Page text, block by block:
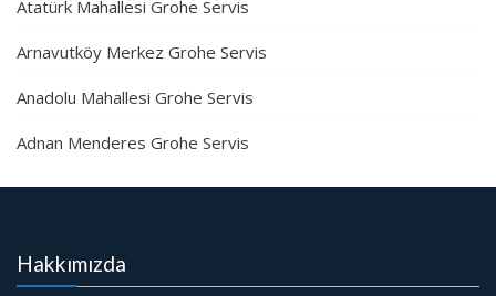
Atatürk Mahallesi Grohe Servis
Arnavutköy Merkez Grohe Servis
Anadolu Mahallesi Grohe Servis
Adnan Menderes Grohe Servis
Hakkımızda